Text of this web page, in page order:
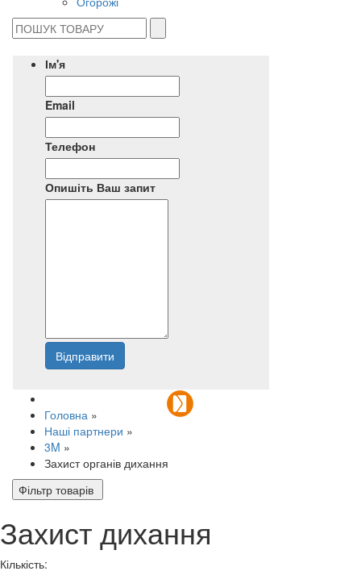
Ім'я
Email
Телефон
Опишіть Ваш запит
Відправити
Головна »
Наші партнери »
3M »
Захист органів дихання
Фільтр товарів
Захист дихання
Кількість: